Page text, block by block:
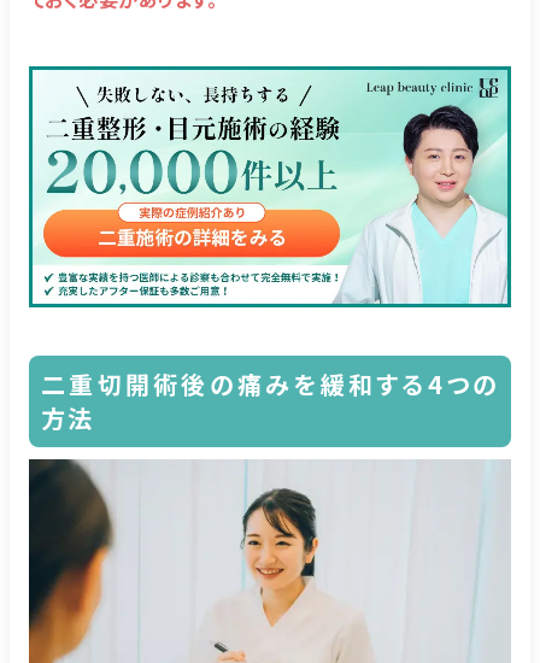
二重切開術後の痛みを緩和する4つの
方法